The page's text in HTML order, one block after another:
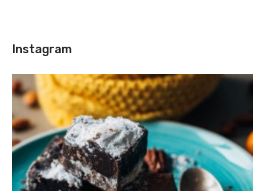
Instagram